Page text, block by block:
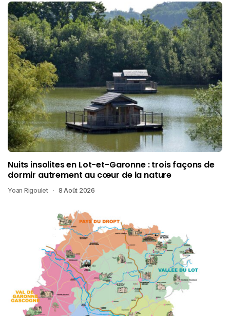
Nuits insolites en Lot-et-Garonne : trois façons de
dormir autrement au cœur de la nature
Yoan Rigoulet 8 Août 2026